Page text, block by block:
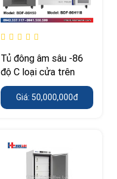
Tủ đông âm sâu -86
độ C loại cửa trên
Giá: 50,000,000đ